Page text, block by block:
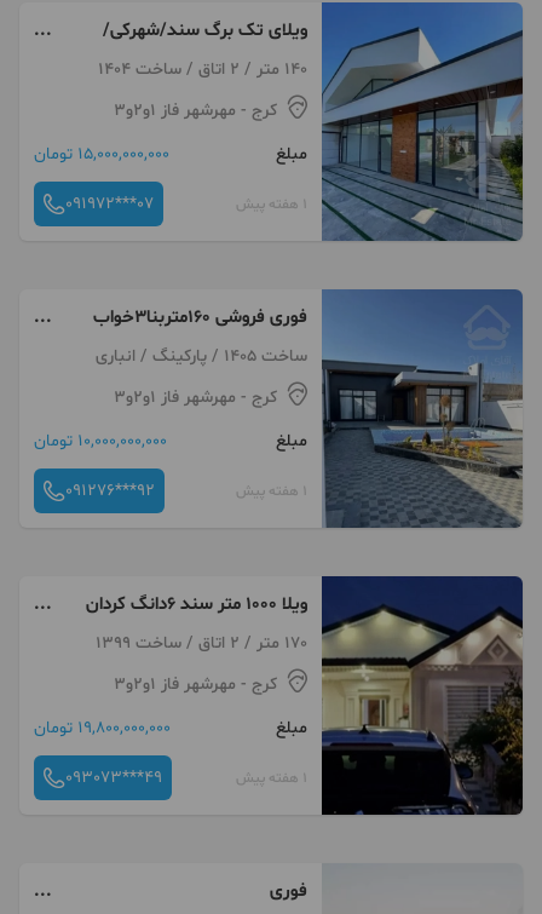
ویلای تک برگ سند/شهرکی/
سهیلیه/انشعابات کنتور
140 متر / 2 اتاق / ساخت 1404
کرج - مهرشهر فاز ۱و۲و۳
مبلغ
15,000,000,000 تومان
1 هفته پیش 091972***07
فوری فروشی ۱۶۰متربنا۳خواب
سهیلیه کردان
ساخت 1405 / پارکینگ / انباری
کرج - مهرشهر فاز ۱و۲و۳
مبلغ
10,000,000,000 تومان
1 هفته پیش 091276***92
ویلا ۱۰۰۰ متر سند ۶دانگ کردان
سهیلیه شهرک زعفرانیه
170 متر / 2 اتاق / ساخت 1399
کرج - مهرشهر فاز ۱و۲و۳
مبلغ
19,800,000,000 تومان
1 هفته پیش 093073***49
فوری